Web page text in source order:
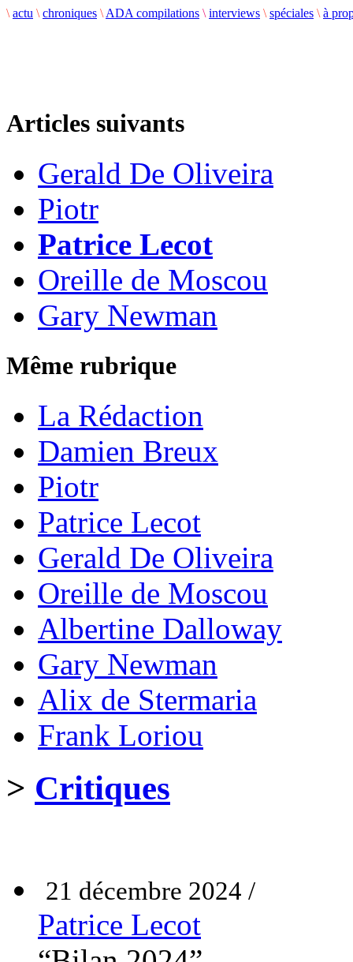
\ actu \ chroniques \ ADA compilations \ interviews \ spéciales \ à
Articles suivants
Gerald De Oliveira
Piotr
Patrice Lecot
Oreille de Moscou
Gary Newman
Même rubrique
La Rédaction
Damien Breux
Piotr
Patrice Lecot
Gerald De Oliveira
Oreille de Moscou
Albertine Dalloway
Gary Newman
Alix de Stermaria
Frank Loriou
> Critiques
21 décembre 2024 /
Patrice Lecot